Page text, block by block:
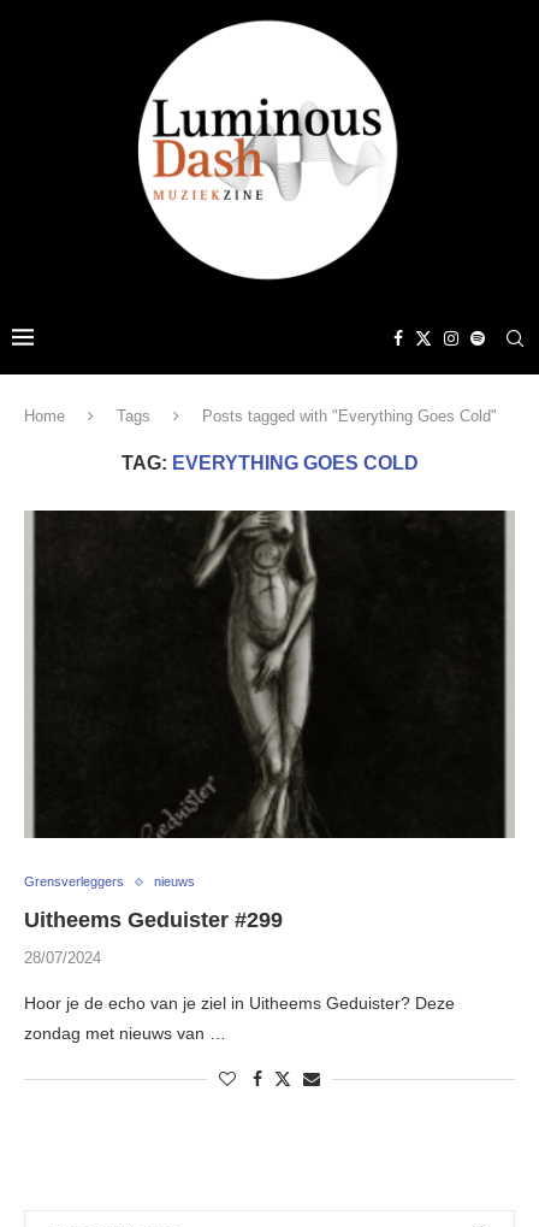
Home Tags Posts tagged with "Everything Goes Cold"
TAG: EVERYTHING GOES COLD
Grensverleggers nieuws
Uitheems Geduister #299
28/07/2024
Hoor je de echo van je ziel in Uitheems Geduister? Deze
zondag met nieuws van …